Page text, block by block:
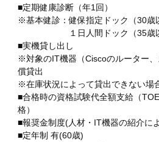
■定期健康診断（年1回）
※基本健診：健保指定ドック（30歳
１日人間ドック（35歳以
■実機貸し出し
※対象のIT機器（Ciscoのルーター
償貸出
※在庫状況によって貸出できない場
■合格時の資格試験代全額支給（
格）
■報奨金制度(人材・IT機器の紹介に
■定年制 有(60歳)